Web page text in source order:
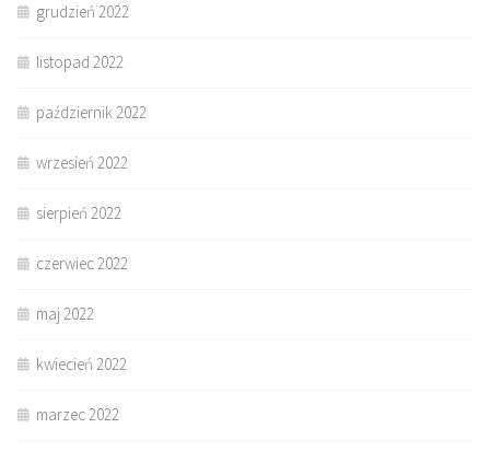
grudzień 2022
listopad 2022
październik 2022
wrzesień 2022
sierpień 2022
czerwiec 2022
maj 2022
kwiecień 2022
marzec 2022